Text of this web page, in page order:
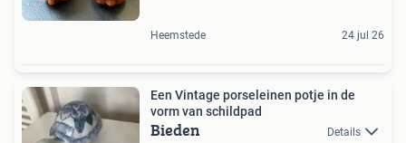
Heemstede 24 jul 26
Een Vintage porseleinen potje in de
vorm van schildpad
Bieden Details